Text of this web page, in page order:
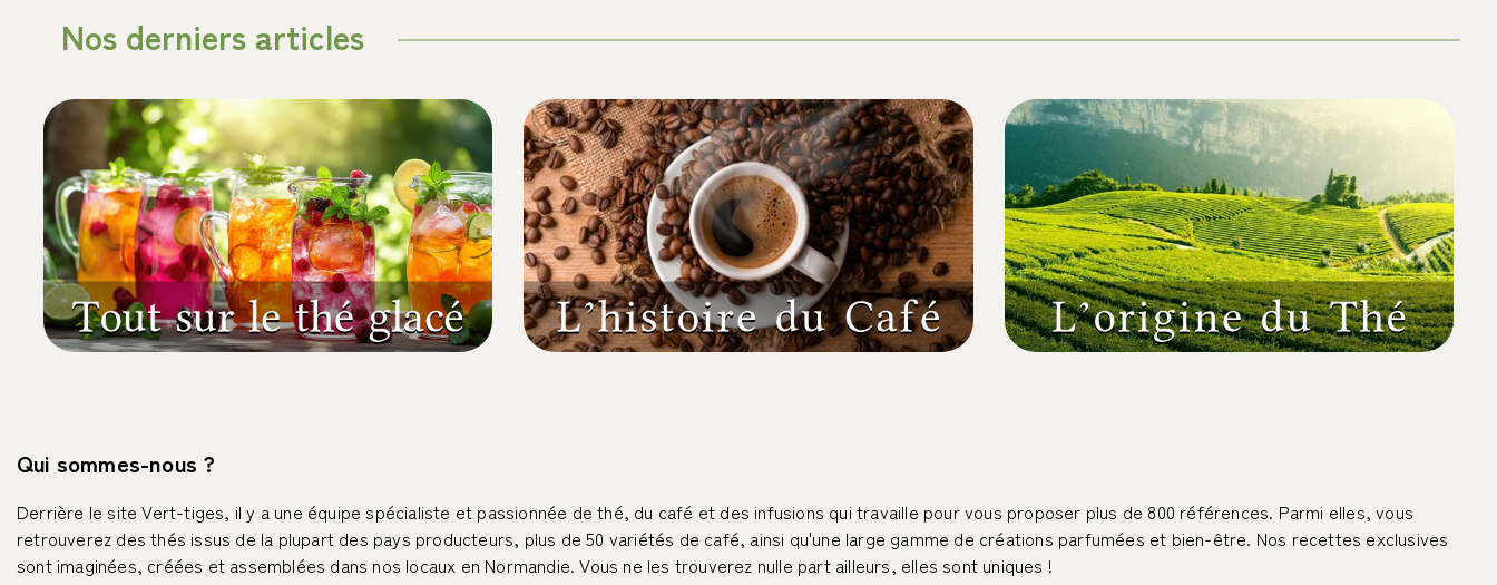
Nos derniers articles
Recettes de thé glacé L'origine du café et histoire du café Origine du thé et Histoire du thé
Qui sommes-nous ?
Derrière le site Vert-tiges, il y a une équipe spécialiste et passionnée de thé, du café et des infusions qui travaille pour vous proposer plus de 800 références. Parmi elles, vous
retrouverez des thés issus de la plupart des pays producteurs, plus de 50 variétés de café, ainsi qu'une large gamme de créations parfumées et bien-être. Nos recettes exclusives
sont imaginées, créées et assemblées dans nos locaux en Normandie. Vous ne les trouverez nulle part ailleurs, elles sont uniques !